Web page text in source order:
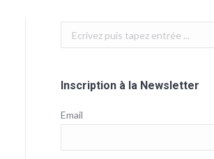
Search:
Inscription à la Newsletter
Email